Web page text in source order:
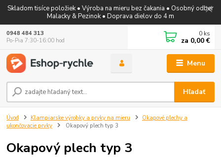
Skladom tisíce položiek • Výroba na mieru bez čakania • Osobný odber
Malacky & Pezinok • Doprava dielov do 4 m
Menu
Hľadať
0948 484 313
Po-Pia 7:30-16:00 hod
0 ks
za 0,00 €
Úvod Klampiarske výrobky a prvky na mieru
Okapové plechy a
ukončovacie prvky
Okapový plech typ 3
Okapový plech typ 3